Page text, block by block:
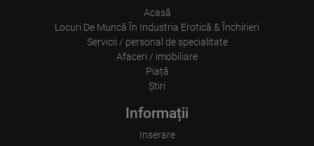
+49-155-10029280 (și WhatsApp, Viber, SMS)
freya-afrodita-house@gmx.de
Acasă
Locuri De Muncă În Industria Erotică & Închirieri
Servicii / personal de specialitate
Afaceri / imobiliare
Piață
Ştiri
Informații
Inserare